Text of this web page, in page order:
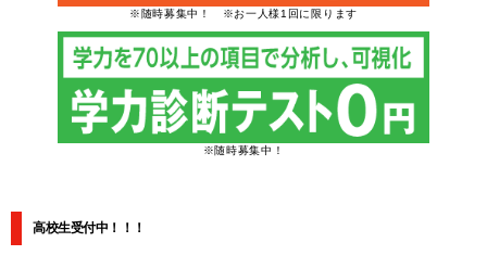
※随時募集中！ ※お一人様1回に限ります
※随時募集中！
高校生受付中！！！